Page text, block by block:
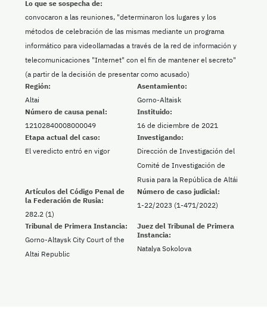
Región:
Altai
Asentamiento:
Gorno-Altaisk
Lo que se sospecha de:
convocaron a las reuniones, "determinaron los lugares y los
métodos de celebración de las mismas mediante un programa
informático para videollamadas a través de la red de información y
telecomunicaciones "Internet" con el fin de mantener el secreto"
(a partir de la decisión de presentar como acusado)
Número de causa penal:
12102840008000049
Instituido:
16 de diciembre de 2021
Etapa actual del caso:
El veredicto entró en vigor
Investigando:
Dirección de Investigación del
Comité de Investigación de
Rusia para la República de Altái
Artículos del Código Penal de
la Federación de Rusia:
282.2 (1)
Número de caso judicial:
1-22/2023 (1-471/2022)
Tribunal de Primera Instancia:
Gorno-Altaysk City Court of the
Altai Republic
Juez del Tribunal de Primera
Instancia:
Natalya Sokolova